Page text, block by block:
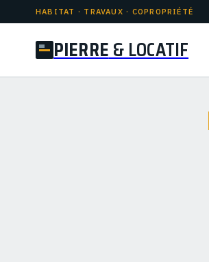
HABITAT · TRAVAUX · COPROPRIÉTÉ
PIERRE & LOCATIF